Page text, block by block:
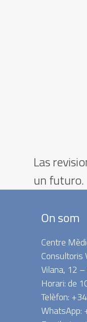
Las
un futuro.
On som
Centre
Consultoris
Vilana, 12
Horari: de
Telèfon:
WhatsApp: